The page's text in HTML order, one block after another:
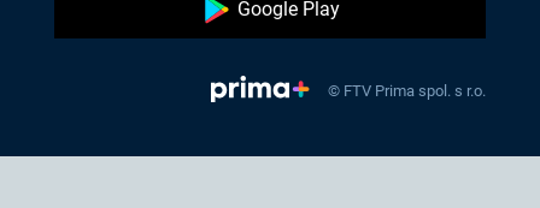
Google Play
© FTV Prima spol. s r.o.